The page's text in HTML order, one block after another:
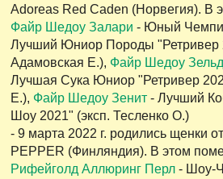
Adoreas Red Caden (Норвегия). В
Файр Шедоу Залари - Юный
Лучший Юниор Породы "Ретривер
Адамовская Е.), Файр Шедоу
Лучшая Сука Юниор "Ретривер
Е.), Файр Шедоу Зенит - Лучший
Шоу 2021" (эксп. Тесленко О.)
- 9 марта 2022 г. родились щенки
PEPPER (Финляндия). В этом
Рифейголд Аллюринг Перл - Шоу-